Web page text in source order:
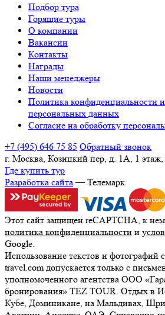
Подбор тура
Горящие туры
О компании
Вакансии
Контакты
Награды
Наши менеджеры
Новости
Политика конфиденциальности
персональных данных
Согласие на обработку
+7 (495) 646 75 85 Обратный звонок
г. Москва, Козицкий пер, д. 1А, 1
Где купить тур
Разработка сайта— Телемарк
Этот сайт защищен reCAPTCHA, к
политика конфиденциальности и
Google.
Использование текстов и фотографий
travel.com допускается только с
уполномоченного агентства ООО
бронирования» TEZ TOUR. Отдых в
Кубе, Доминикане, на Мальдивах,